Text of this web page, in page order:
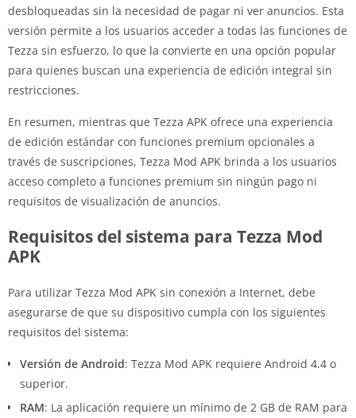
desbloqueadas sin la necesidad de pagar ni ver anuncios. Esta
versión permite a los usuarios acceder a todas las funciones de
Tezza sin esfuerzo, lo que la convierte en una opción popular
para quienes buscan una experiencia de edición integral sin
restricciones.
En resumen, mientras que Tezza APK ofrece una experiencia
de edición estándar con funciones premium opcionales a
través de suscripciones, Tezza Mod APK brinda a los usuarios
acceso completo a funciones premium sin ningún pago ni
requisitos de visualización de anuncios.
Requisitos del sistema para Tezza Mod
APK
Para utilizar Tezza Mod APK sin conexión a Internet, debe
asegurarse de que su dispositivo cumpla con los siguientes
requisitos del sistema:
Versión de Android: Tezza Mod APK requiere Android 4.4 o
superior.
RAM: La aplicación requiere un mínimo de 2 GB de RAM para